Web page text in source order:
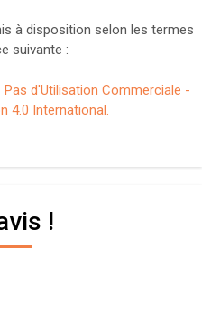
à disposition selon les termes
suivante :
d'Utilisation Commerciale -
4.0 International.
!